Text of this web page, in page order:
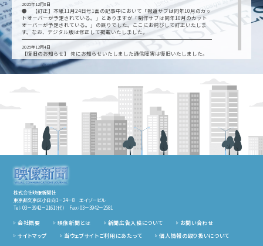
2025年12月8日
● 【訂正】本紙11月24日号1面の記事中において「報道サブは同年10月のカッ
トオーバーが予定されている。」とありますが「制作サブは同年10月のカット
オーバーが予定されている。」の誤りでした。ここにお詫びして訂正いたしま
す。なお、デジタル版は修正して掲載いたしました。
2025年12月4日
【復旧のお知らせ】 先にお知らせいたしました通信障害は復旧いたしました。
12月2日（火）夕刻から12月4日（木）11:50の間にFAXを送信された方は、誠に
恐れ入りますが、再送をお願いいたします。 ご迷惑をおかけし、申し訳ござい
ませんでした。
【お知らせ】現在、通信障害により、当社の電話・ファクス が使用できない状
態です。ご用件は、ホームページお問い合わせから、お願いいたします。 復旧は
5日(金)予定しております。ご不便をおかけして、誠に申し訳ございません。
2025年10月20日
【定期ご購読者用】大阪・関西万博レポートの関連紙面を特集しました。定期ご
購読者はログインしてご覧になれます（ページ数12頁）
2025年9月15日
日を発行日とし、22日の発行はありません。次号は9月29日号になります。
2025年6月16日
●発行日のお知らせ 映像新聞は月4回発行のため6月は2日、9日、16日、30日
が発行日となり、23日の発行はありません。次号は6月30日号になります。
2025年3月24日
株式会社映像新聞社
東京都文京区小日向1－24－8 エイゾービル
Tel：03－3942－2161（代） Fax：03－3942－2581
会社概要 映像新聞とは 新聞広告入稿について
お問い合わせ
サイトマップ
当ウェブサイトご利用にあたって
個人情報の取り扱いについて